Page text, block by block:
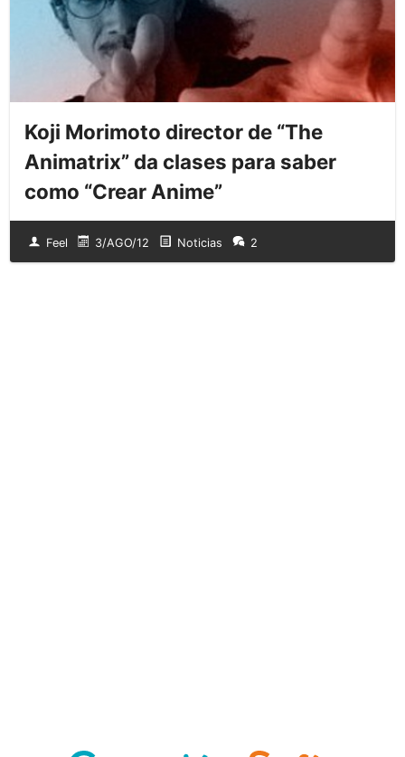
Koji Morimoto director de “The
Animatrix” da clases para saber
como “Crear Anime”
Feel 3/AGO/12 Noticias 2